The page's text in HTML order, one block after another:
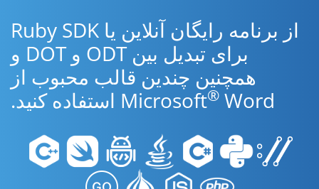
از برنامه رایگان آنلاین یا Ruby SDK
برای تبدیل بین ODT و DOT و
همچنین چندین قالب محبوب از
Microsoft® Word استفاده کنید.